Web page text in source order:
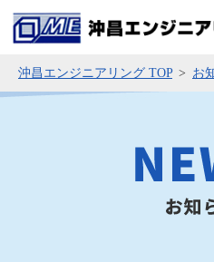
沖昌エンジニアリング TOP お